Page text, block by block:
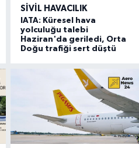
SIVIL HAVACILIK
IATA: Küresel hava
yolculuğu talebi
Haziran'da geriledi, Orta
Doğu trafiği sert düştü